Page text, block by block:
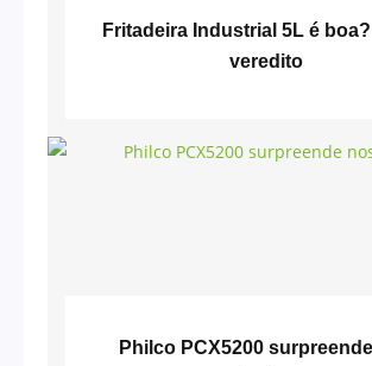
Fritadeira Industrial 5L é
veredito
Philco PCX5200